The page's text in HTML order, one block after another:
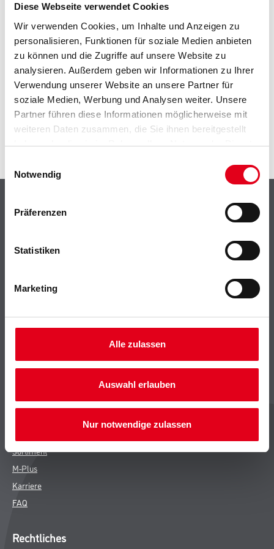
Diese Webseite verwendet Cookies
Wir verwenden Cookies, um Inhalte und Anzeigen zu
personalisieren, Funktionen für soziale Medien anbieten
zu können und die Zugriffe auf unsere Website zu
analysieren. Außerdem geben wir Informationen zu Ihrer
Verwendung unserer Website an unsere Partner für
soziale Medien, Werbung und Analysen weiter. Unsere
Partner führen diese Informationen möglicherweise mit
weiteren Daten zusammen, die Sie ihnen bereitgestellt
haben oder die sie im Rahmen Ihrer Nutzung der Dienste
Notwendig
Präferenzen
Statistiken
Marketing
Alle zulassen
Auswahl erlauben
Nur notwendige zulassen
EIN KLEINER ZWISCHENFALL
IST AUFGETRETEN
Keine Sorge, wir pinseln schon an der Lösung und
werden das Problem so schnell wie möglich beheben.
Erkunden Sie in der Zwischenzeit unseren Online-Shop
und lassen Sie sich inspirieren.
ZURÜCK ZUM ONLINE-SHOP
Trockenbau
Bodenbeläge
Unternehmen
Sortiment
M-Plus
Karriere
FAQ
Rechtliches